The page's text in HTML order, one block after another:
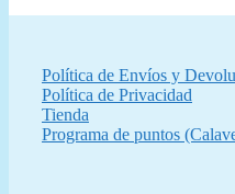
Política de Envíos y
Política de Privacidad
Tienda
Programa de puntos